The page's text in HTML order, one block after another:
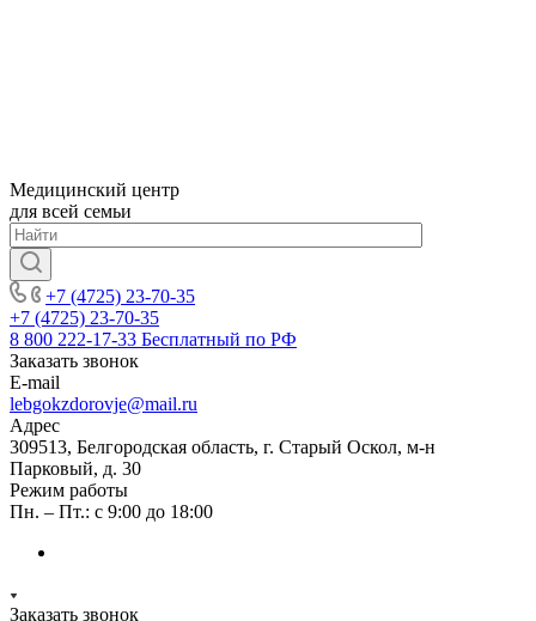
Медицинский центр
для всей семьи
+7 (4725) 23-70-35
+7 (4725) 23-70-35
8 800 222-17-33 Бесплатный по РФ
Заказать звонок
E-mail
lebgokzdorovje@mail.ru
Адрес
309513, Белгородская область, г. Старый Оскол, м-н
Парковый, д. 30
Режим работы
Пн. – Пт.: с 9:00 до 18:00
Заказать звонок